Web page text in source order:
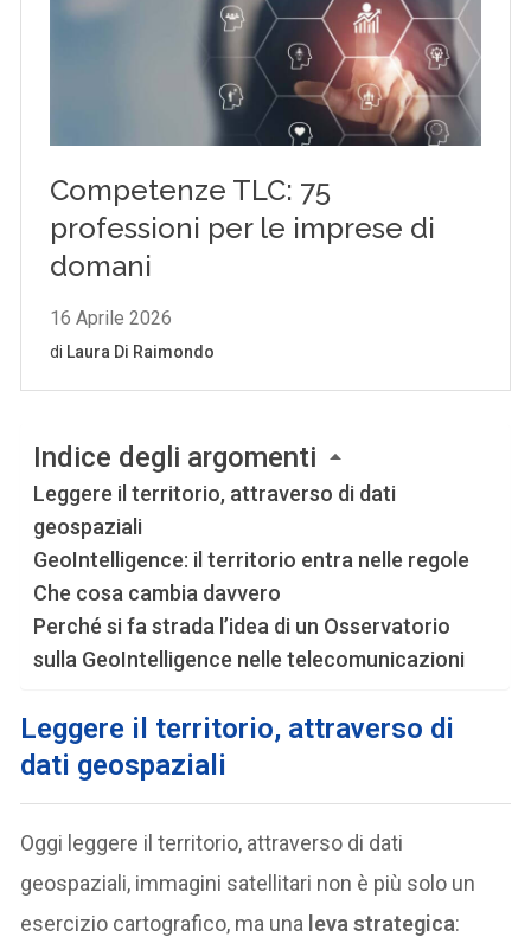
Indice degli argomenti
Leggere il territorio, attraverso di dati
geospaziali
GeoIntelligence: il territorio entra nelle regole
Che cosa cambia davvero
Perché si fa strada l’idea di un Osservatorio
sulla GeoIntelligence nelle telecomunicazioni
Leggere il territorio, attraverso di
dati geospaziali
Oggi leggere il territorio, attraverso di dati
geospaziali, immagini satellitari non è più solo un
esercizio cartografico, ma una leva strategica: